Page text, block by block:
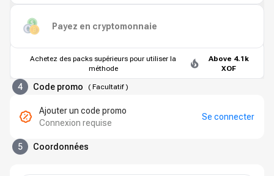
Payez en cryptomonnaie
Achetez des packs supérieurs pour utiliser la
méthode
Above 4.1k
XOF
4 Code promo ( Facultatif)
Ajouter un code promo
Connexion requise
Se connecter
5 Coordonnées